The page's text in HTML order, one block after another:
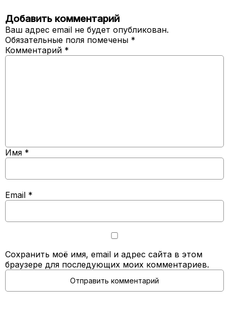
Добавить комментарий
Ваш адрес email не будет опубликован.
Обязательные поля помечены *
Комментарий *
Имя *
Email *
Сохранить моё имя, email и адрес сайта в этом
браузере для последующих моих комментариев.